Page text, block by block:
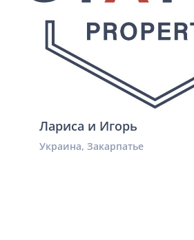
Лариса и Игорь
Украина, Закарпатье